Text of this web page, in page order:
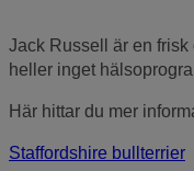
Jack Russell är en
heller inget
Här hittar du mer
Staffordshire bullterrier